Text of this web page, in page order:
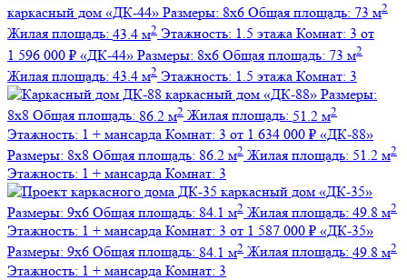
каркасный дом «ДК-44» Размеры: 8х6 Общая площадь: 73 м2
Жилая площадь: 43.4 м2 Этажность: 1.5 этажа Комнат: 3 от
1 596 000 ₽ «ДК-44» Размеры: 8х6 Общая площадь: 73 м2
Жилая площадь: 43.4 м2 Этажность: 1.5 этажа Комнат: 3
каркасный дом «ДК-88» Размеры:
8х8 Общая площадь: 86.2 м2 Жилая площадь: 51.2 м2
Этажность: 1 + мансарда Комнат: 3 от 1 634 000 ₽ «ДК-88»
Размеры: 8х8 Общая площадь: 86.2 м2 Жилая площадь: 51.2 м2
Этажность: 1 + мансарда Комнат: 3
каркасный дом «ДК-35»
Размеры: 9х6 Общая площадь: 84.1 м2 Жилая площадь: 49.8 м2
Этажность: 1 + мансарда Комнат: 3 от 1 587 000 ₽ «ДК-35»
Размеры: 9х6 Общая площадь: 84.1 м2 Жилая площадь: 49.8 м2
Этажность: 1 + мансарда Комнат: 3